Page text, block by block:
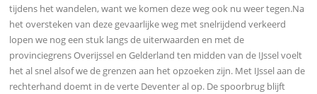
tijdens het wandelen, want we komen deze weg ook nu weer tegen.Na
het oversteken van deze gevaarlijke weg met snelrijdend verkeerd
lopen we nog een stuk langs de uiterwaarden en met de
provinciegrens Overijssel en Gelderland ten midden van de IJssel voelt
het al snel alsof we de grenzen aan het opzoeken zijn. Met IJssel aan de
rechterhand doemt in de verte Deventer al op. De spoorbrug blijft